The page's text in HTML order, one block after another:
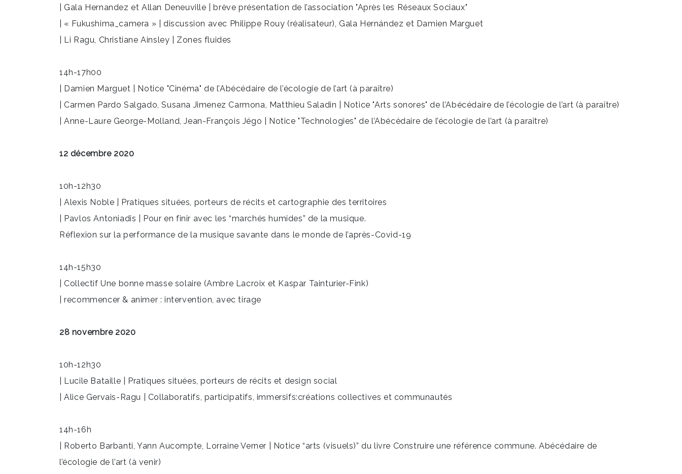
| Gala Hernandez et Allan Deneuville | brève présentation de l’association "Après les Réseaux Sociaux"
| « Fukushima_camera » | discussion avec Philippe Rouy (réalisateur), Gala Hernández et Damien Marguet
| Li Ragu, Christiane Ainsley | Zones fluides
14h-17h00
| Damien Marguet | Notice "Cinéma" de l’Abécédaire de l’écologie de l’art (à paraître)
| Carmen Pardo Salgado, Susana Jimenez Carmona, Matthieu Saladin | Notice "Arts sonores" de l’Abécédaire de l’écologie de l’art (à paraître)
| Anne-Laure George-Molland, Jean-François Jégo | Notice "Technologies" de l’Abécédaire de l’écologie de l’art (à paraître)
12 décembre 2020
10h-12h30
| Alexis Noble | Pratiques situées, porteurs de récits et cartographie des territoires
| Pavlos Antoniadis | Pour en finir avec les “marchés humides” de la musique.
Réflexion sur la performance de la musique savante dans le monde de l’après-Covid-19
14h-15h30
| Collectif Une bonne masse solaire (Ambre Lacroix et Kaspar Tainturier-Fink)
| recommencer & animer : intervention, avec tirage
28 novembre 2020
10h-12h30
| Lucile Bataille | Pratiques situées, porteurs de récits et design social
| Alice Gervais-Ragu | Collaboratifs, participatifs, immersifs:créations collectives et communautés
14h-16h
| Roberto Barbanti, Yann Aucompte, Lorraine Verner | Notice “arts (visuels)” du livre Construire une référence commune. Abécédaire de
l’écologie de l’art (à venir)